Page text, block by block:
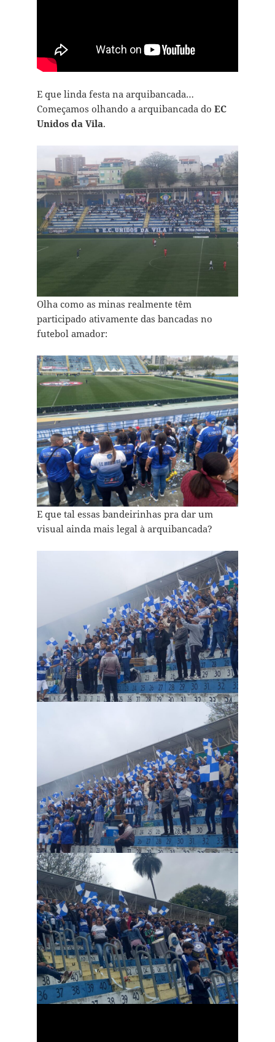
E que linda festa na arquibancada…
Começamos olhando a arquibancada do EC
Unidos da Vila.
Olha como as minas realmente têm
participado ativamente das bancadas no
futebol amador:
E que tal essas bandeirinhas pra dar um
visual ainda mais legal à arquibancada?